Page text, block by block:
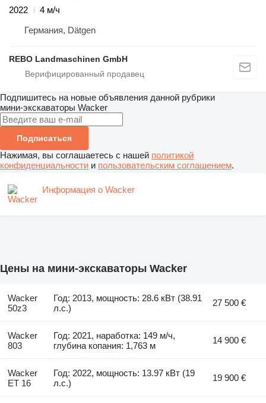
2022
4 м/ч
Германия, Dätgen
REBO Landmaschinen GmbH
Подпишитесь на новые объявления данной рубрики
мини-экскаваторы Wacker
Подписаться
Нажимая, вы соглашаетесь с нашей политикой
конфиденциальности и пользовательским соглашением.
Информация о Wacker
Цены на мини-экскаваторы Wacker
Wacker
50z3
Год: 2013, мощность: 28.6 кВт (38.91
л.с.)
27 500 €
Wacker
803
Год: 2021, наработка: 149 м/ч,
глубина копания: 1,763 м
14 900 €
Wacker
ET 16
Год: 2022, мощность: 13.97 кВт (19
л.с.)
19 900 €